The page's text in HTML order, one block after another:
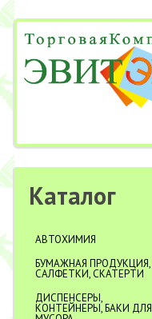
Каталог
АВТОХИМИЯ
БУМАЖНАЯ ПРОДУКЦИЯ,
САЛФЕТКИ, СКАТЕРТИ
ДИСПЕНСЕРЫ,
КОНТЕЙНЕРЫ, БАКИ ДЛЯ